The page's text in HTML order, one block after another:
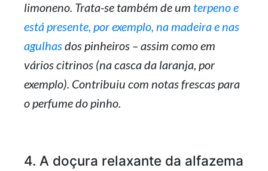
limoneno. Trata-se também de um terpeno e
está presente, por exemplo, na madeira e nas
agulhasdos pinheiros – assim como em
vários citrinos (na casca da laranja, por
exemplo). Contribuiu com notas frescas para
o perfume do pinho.
4. A doçura relaxante da alfazema